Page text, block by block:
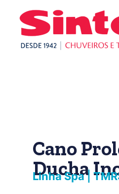
Cano
Ducha
Linha Spa|